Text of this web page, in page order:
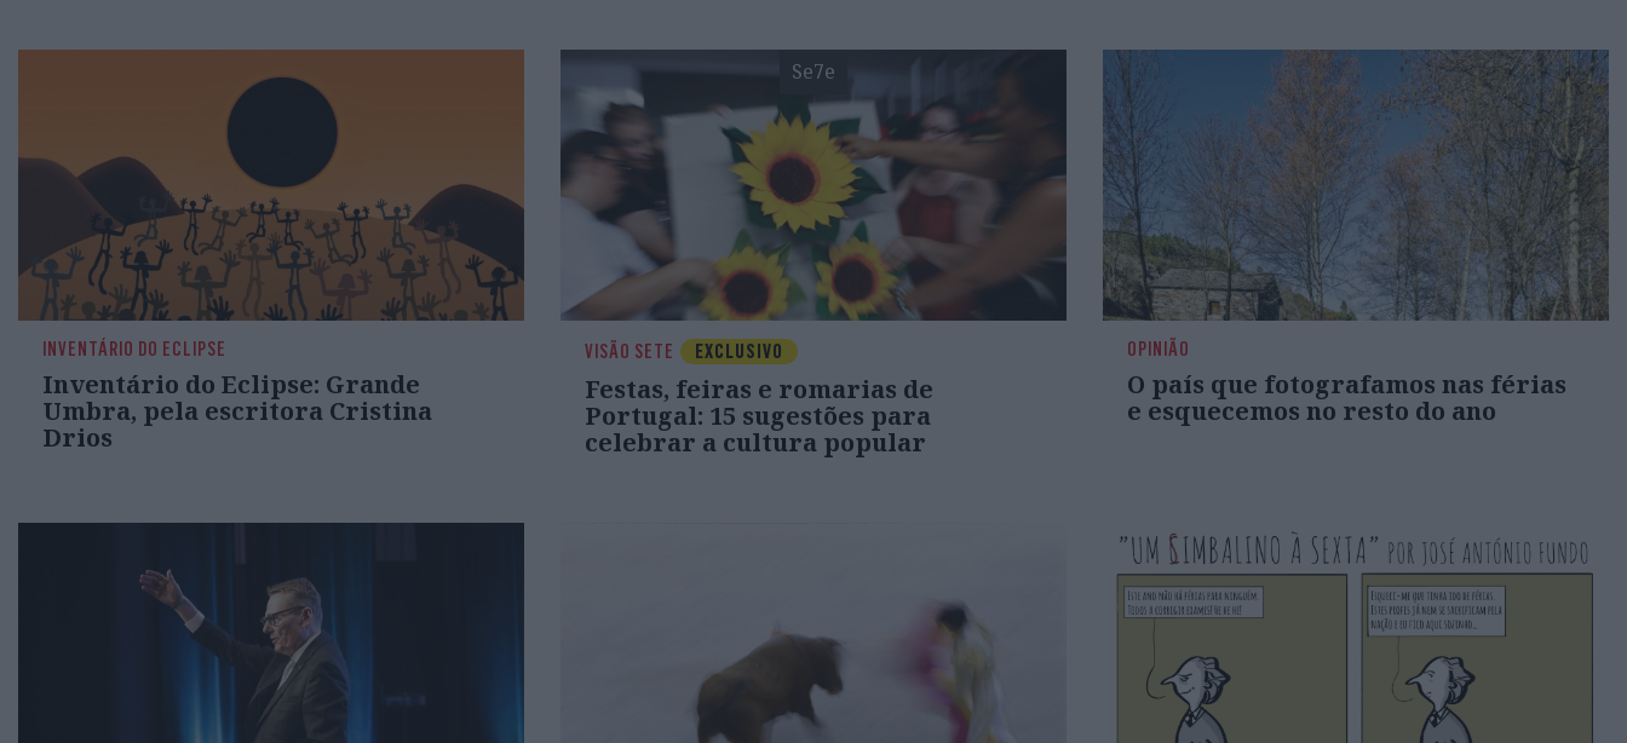
INVENTÁRIO DO ECLIPSE
Inventário do Eclipse: Grande
Umbra, pela escritora Cristina
Drios
Se7e
VISÃO SETE EXCLUSIVO
Festas, feiras e romarias de
Portugal: 15 sugestões para
celebrar a cultura popular
OPINIÃO
O país que fotografamos nas férias
e esquecemos no resto do ano